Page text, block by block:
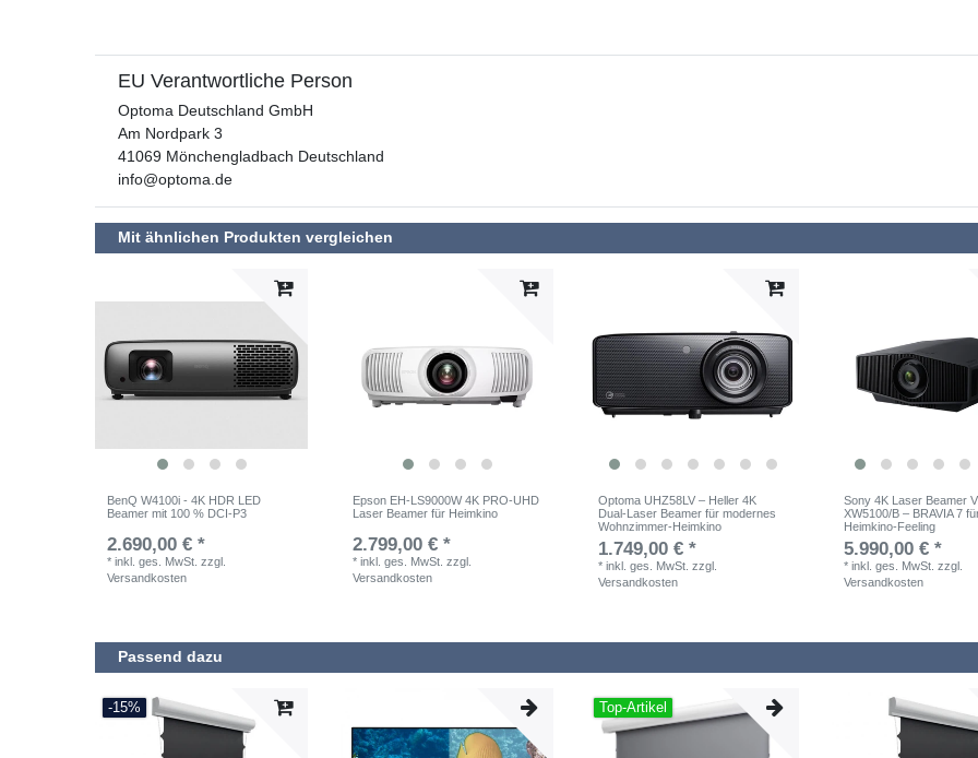
EU Verantwortliche Person
Optoma Deutschland GmbH
Am Nordpark 3
41069 Mönchengladbach Deutschland
info@optoma.de
Mit ähnlichen Produkten vergleichen
BenQ W4100i - 4K HDR LED
Beamer mit 100 % DCI-P3
2.690,00 € *
*inkl. ges. MwSt. zzgl.
Versandkosten
Epson EH-LS9000W 4K PRO-UHD
Laser Beamer für Heimkino
2.799,00 € *
*inkl. ges. MwSt. zzgl.
Versandkosten
Optoma UHZ58LV – Heller 4K
Dual-Laser Beamer für modernes
Wohnzimmer-Heimkino
1.749,00 € *
*inkl. ges. MwSt. zzgl.
Versandkosten
Sony 4K Laser Beamer
XW5100/B – BRAVIA 7
Heimkino-Feeling
5.990,00 € *
*inkl. ges. MwSt. zzgl.
Versandkosten
Passend dazu
-15% Top-Artikel